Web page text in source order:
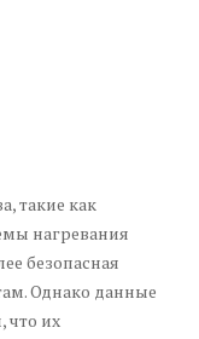
такие как
нагревания
безопасная
Однако данные
что их